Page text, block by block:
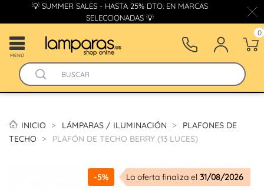
💡 SUMMER SALES - HASTA 25% DTO. EN MARCAS
SELECCIONADAS 💡
MENÚ
0
INICIO LÁMPARAS / ILUMINACIÓN
PLAFONES DE
TECHO
PLAFÓN DE TECHO BERRY (13 LUCES)
-5% La oferta finaliza el 31/08/2026